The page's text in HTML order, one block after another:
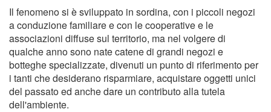
Il fenomeno si è sviluppato in sordina, con i piccoli negozi
a conduzione familiare e con le cooperative e le
associazioni diffuse sul territorio, ma nel volgere di
qualche anno sono nate catene di grandi negozi e
botteghe specializzate, divenuti un punto di riferimento per
i tanti che desiderano risparmiare, acquistare oggetti unici
del passato ed anche dare un contributo alla tutela
dell'ambiente.